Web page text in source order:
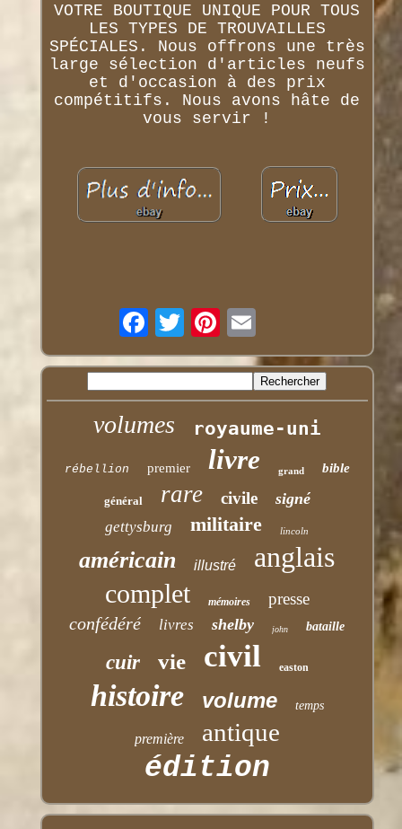
VOTRE BOUTIQUE UNIQUE POUR TOUS
LES TYPES DE TROUVAILLES
SPÉCIALES. Nous offrons une très
large sélection d'articles neufs
et d'occasion à des prix
compétitifs. Nous avons hâte de
vous servir !
volumes royaume-uni
rébellion premier livre grand bible
général rare civile signé
gettysburg militaire lincoln
américain illustré anglais
complet mémoires presse
confédéré livres shelby john bataille
cuir vie civil easton
histoire volume temps
première antique
édition